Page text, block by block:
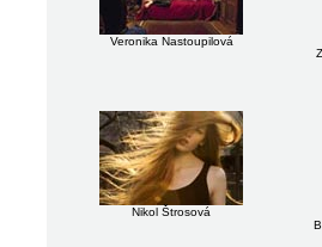
Veronika Nastoupilová
Nikol Štrosová